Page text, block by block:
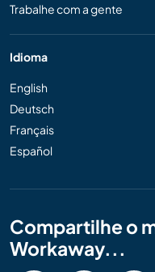
Trabalhe com a gente
Idioma
English
Deutsch
Français
Español
Compartilhe o
Workaway...